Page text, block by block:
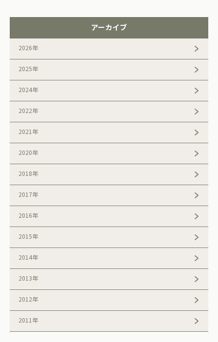
アーカイブ
2026年
2025年
2024年
2022年
2021年
2020年
2018年
2017年
2016年
2015年
2014年
2013年
2012年
2011年